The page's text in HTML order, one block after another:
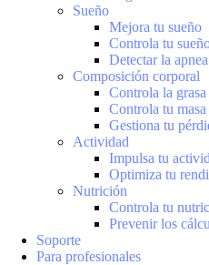
Sueño
Mejora tu sueño
Controla tu
Detectar la
Composición corporal
Controla la
Controla tu
Gestiona tu
Actividad
Impulsa tu
Optimiza tu
Nutrición
Controla tu
Prevenir los
Soporte
Para profesionales